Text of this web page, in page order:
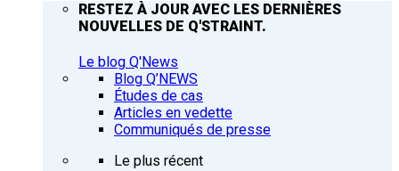
RESTEZ À JOUR AVEC LES DERNIÈRES
NOUVELLES DE Q'STRAINT.
Le blog Q'News
Blog Q’NEWS
Études de cas
Articles en vedette
Communiqués de presse
Le plus récent